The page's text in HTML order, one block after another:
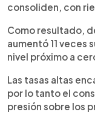
consoliden, con
Como resultado,
aumentó 11 veces
nivel próximo a
Las tasas altas
por lo tanto el
presión sobre los